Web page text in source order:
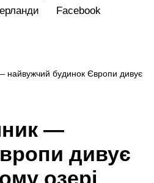
Facebook
будинок Європи дивує
—
дивує
озері